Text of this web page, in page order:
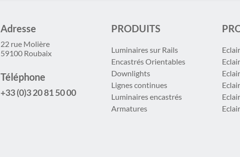
Adresse
22 rue Molière
59100 Roubaix
Téléphone
+33 (0)3 20 81 50 00
PRODUITS
Luminaires sur Rails
Encastrés Orientables
Downlights
Lignes continues
Luminaires encastrés
Armatures